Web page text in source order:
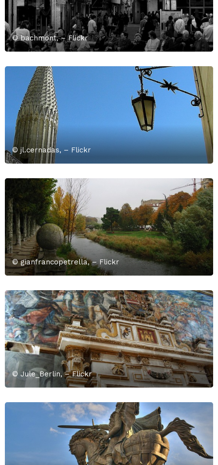
© bachmont, – Flickr
© jl.cernadas, – Flickr
© gianfrancopetrella, – Flickr
© Jule_Berlin, – Flickr